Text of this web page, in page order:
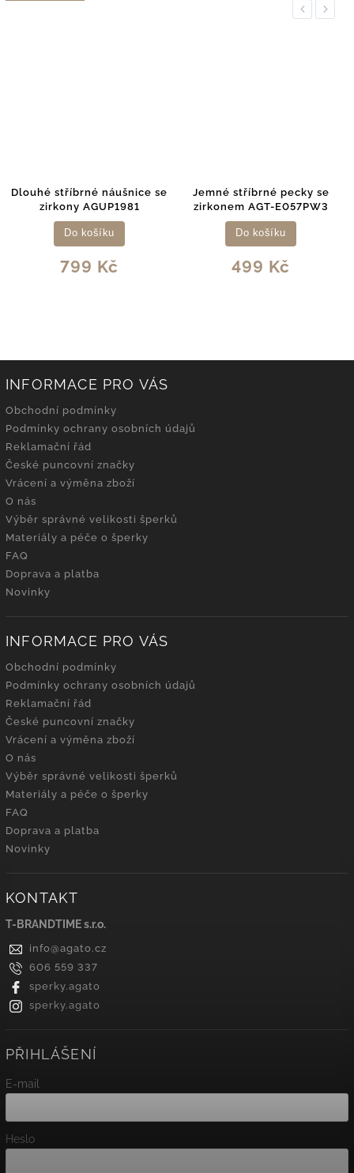
Previous
Dlouhé stříbrné náušnice se
zirkony AGUP1981
799 Kč
Do košíku
Jemné stříbrné pecky se
zirkonem AGT-E057PW3
499 Kč
Do košíku
Next
INFORMACE PRO VÁS
Obchodní podmínky
Podmínky ochrany osobních údajů
Reklamační řád
České puncovní značky
Vrácení a výměna zboží
O nás
Výběr správné velikosti šperků
Materiály a péče o šperky
FAQ
Doprava a platba
Novinky
INFORMACE PRO VÁS
Obchodní podmínky
Podmínky ochrany osobních údajů
Reklamační řád
České puncovní značky
Vrácení a výměna zboží
O nás
Výběr správné velikosti šperků
Materiály a péče o šperky
FAQ
Doprava a platba
Novinky
KONTAKT
T-BRANDTIME s.r.o.
info@agato.cz
606 559 337
sperky.agato
sperky.agato
PŘIHLÁŠENÍ
E-mail
Heslo